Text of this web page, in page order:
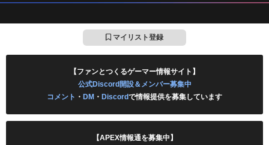
マイリスト登録
【ファンとつくるゲーマー情報サイト】
公式Discord開設＆メンバー募集中
コメント ・ DM ・ Discordで情報提供を募集しています
【APEX情報通を募集中】